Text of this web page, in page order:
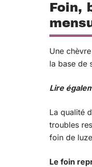
Foin,
Une
la base de
Lire
La qualité
troubles
foin de
Le foin